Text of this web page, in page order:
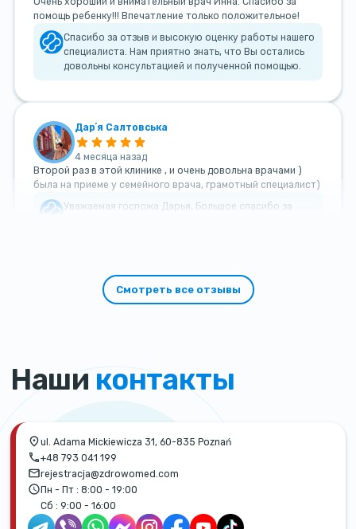
помощь ребенку!!! Впечатление только положительное!
Спасибо за отзыв и высокую оценку работы нашего
специалиста. Нам приятно знать, что Вы остались
довольны консультацией и полученной помощью.
Дарʼя Салтовська
4 месяца назад
Второй раз в этой клинике , и очень довольна врачами )
была на приеме у семейного врача, грамотный специалист)
Уважаемая госпожа Дарья, Большое спасибо за
Смотреть все отзывы
Наши контакты
ul. Adama Mickiewicza 31, 60-835 Poznań
+48 793 041 199
rejestracja@zdrowomed.com
Пн - Пт : 8:00 - 19:00
Сб : 9:00 - 16:00